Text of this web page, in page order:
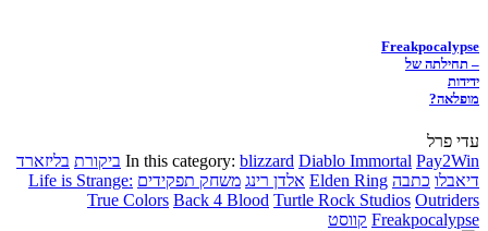
Freakpocalypse
– תחילתה של
ידידות
מופלאה?
עדי פרל
In this category: blizzard Diablo Immortal Pay2Win ביקורת בליזארד
דיאבלו כתבה Elden Ring אלדן רינג משחק תפקידים Life is Strange:
True Colors Back 4 Blood Turtle Rock Studios Outriders
Freakpocalypse קווסט